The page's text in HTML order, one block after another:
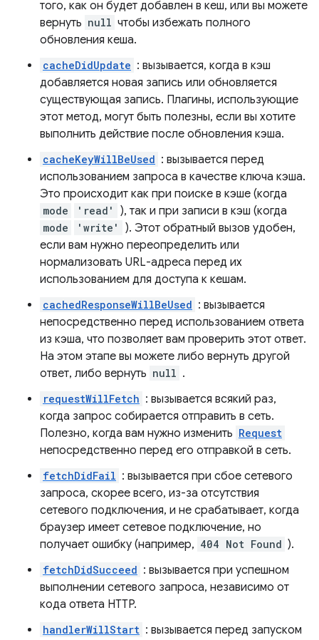
того, как он будет добавлен в кеш, или вы можете
вернуть null чтобы избежать полного
обновления кеша.
cacheDidUpdate : вызывается, когда в кэш
добавляется новая запись или обновляется
существующая запись. Плагины, использующие
этот метод, могут быть полезны, если вы хотите
выполнить действие после обновления кэша.
cacheKeyWillBeUsed : вызывается перед
использованием запроса в качестве ключа кэша.
Это происходит как при поиске в кэше (когда
mode 'read' ), так и при записи в кэш (когда
mode 'write'
). Этот обратный вызов удобен,
если вам нужно переопределить или
нормализовать URL-адреса перед их
использованием для доступа к кешам.
cachedResponseWillBeUsed : вызывается
непосредственно перед использованием ответа
из кэша, что позволяет вам проверить этот ответ.
На этом этапе вы можете либо вернуть другой
ответ, либо вернуть null .
requestWillFetch : вызывается всякий раз,
когда запрос собирается отправить в сеть.
Полезно, когда вам нужно изменить Request
непосредственно перед его отправкой в ​​сеть.
fetchDidFail : вызывается при сбое сетевого
запроса, скорее всего, из-за отсутствия
сетевого подключения, и не срабатывает, когда
браузер имеет сетевое подключение, но
получает ошибку (например, 404 Not Found ).
fetchDidSucceed : вызывается при успешном
выполнении сетевого запроса, независимо от
кода ответа HTTP.
handlerWillStart : вызывается перед запуском